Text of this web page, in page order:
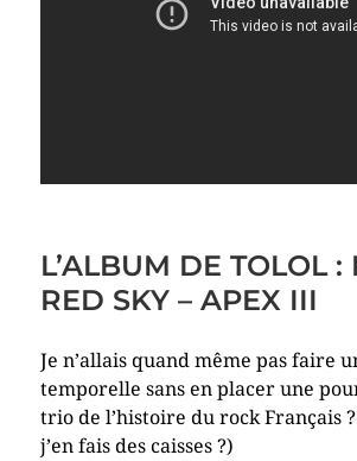
L’ALBUM DE TOLOL :
RED SKY – APEX III
Je n’allais quand même pas faire
temporelle sans en placer une
trio de l’histoire du rock Français
j’en fais des caisses ?)